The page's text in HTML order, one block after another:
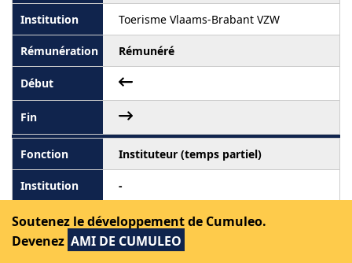
Toerisme Vlaams-Brabant VZW
Rémunéré
Instituteur (temps partiel)
-
Rémunéré
Soutenez le développement de Cumuleo.
Devenez AMI DE CUMULEO